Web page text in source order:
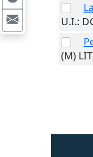
U.I.:
(M)